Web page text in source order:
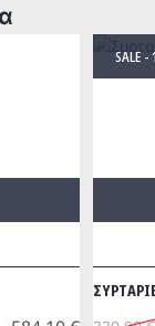
SALE -